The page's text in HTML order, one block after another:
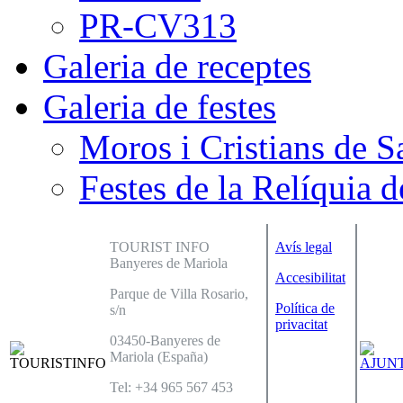
PR-CV313
Galeria de receptes
Galeria de festes
Moros i Cristians de
Festes de la Relíquia
TOURIST INFO
Banyeres de Mariola
Parque de Villa Rosario,
s/n
03450-Banyeres de
Mariola (España)
Tel: +34 965 567 453
Avís legal
Accesibilitat
Política de
privacitat